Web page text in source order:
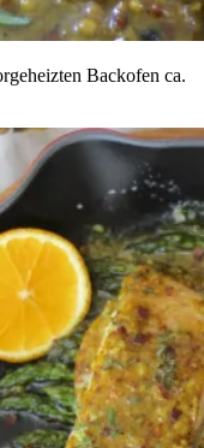
Backofen ca.